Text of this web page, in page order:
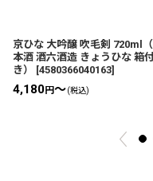
京ひな 大吟醸 吹毛剣 720ml（
本酒 酒六酒造 きょうひな 箱
き）
[4580366040163]
4,180円～(税込)